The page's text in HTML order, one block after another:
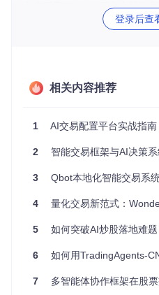
上表展示了NOFX平台支持的
这种多模型协作机制，系统能
决策质量，大幅提升交易策略
成功的量化交易策略离不开科
据，反映市场参与度和情绪变
通过ATR（平均真实波幅）等
配置指标时，建议新手从简单
MA（指数移动平均线）交叉
判断超买超卖状态。随着经验
登录后查
相关内容推荐
1 AI交易配置平台实战指
2 智能交易框架与AI决策
3 Qbot本地化智能交易系统
4 量化交易新范式：
5 如何突破AI炒股落地难题？
6 如何用TradingAgents-CN构建智能
7 多智能体协作框架在股票交易中